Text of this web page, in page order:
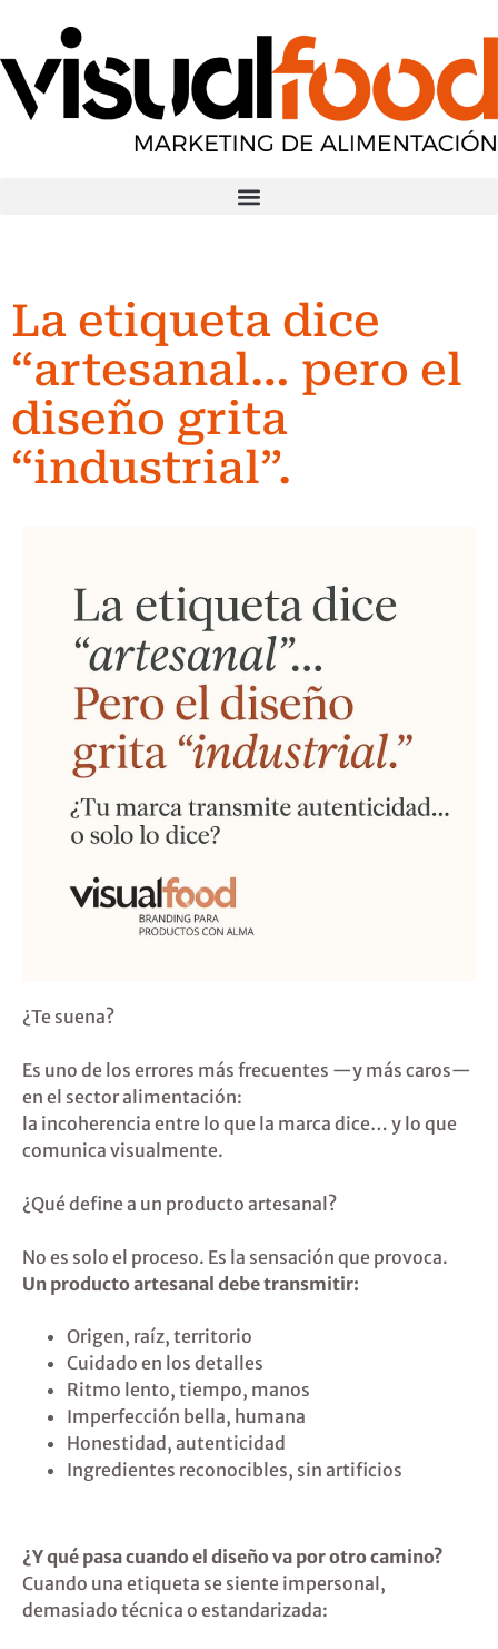
La etiqueta dice
“artesanal… pero el
diseño grita
“industrial”.
¿Te suena?
Es uno de los errores más frecuentes —y más caros—
en el sector alimentación:
la incoherencia entre lo que la marca dice… y lo que
comunica visualmente.
¿Qué define a un producto artesanal?
No es solo el proceso. Es la sensación que provoca.
Un producto artesanal debe transmitir:
Origen, raíz, territorio
Cuidado en los detalles
Ritmo lento, tiempo, manos
Imperfección bella, humana
Honestidad, autenticidad
Ingredientes reconocibles, sin artificios
¿Y qué pasa cuando el diseño va por otro camino?
Cuando una etiqueta se siente impersonal,
demasiado técnica o estandarizada: